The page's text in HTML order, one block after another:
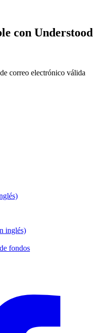
con Understood
correo electrónico válida
inglés)
fondos